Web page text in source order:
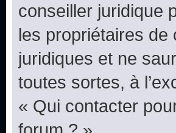
conseiller juridique
les propriétaires
juridiques et ne
toutes sortes, à
« Qui contacter